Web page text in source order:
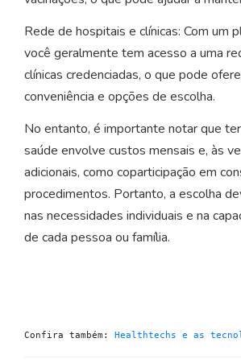
Rede de hospitais e clínicas: Com um
você geralmente tem acesso a uma
clínicas credenciadas, o que pode
conveniência e opções de escolha.
No entanto, é importante notar que
saúde envolve custos mensais e, às
adicionais, como coparticipação em
procedimentos. Portanto, a escolha
nas necessidades individuais e na
de cada pessoa ou família.
Confira também: Healthtechs e as